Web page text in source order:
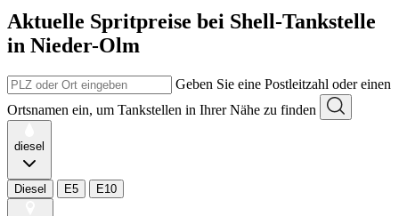
Aktuelle Spritpreise bei Shell-Tankstelle
in Nieder-Olm
Geben Sie eine Postleitzahl oder einen
Ortsnamen ein, um Tankstellen in Ihrer Nähe zu finden
diesel
Diesel E5 E10